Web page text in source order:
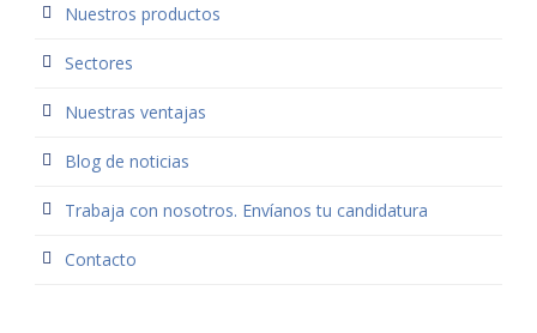
Nuestros productos
Sectores
Nuestras ventajas
Blog de noticias
Trabaja con nosotros. Envíanos tu candidatura
Contacto